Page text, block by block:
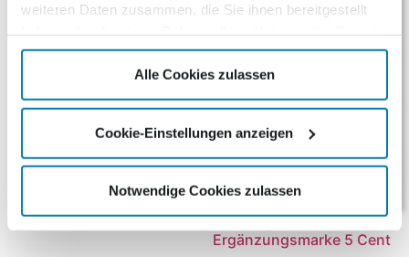
weiteren Daten zusammen, die Sie ihnen bereitgestellt
gesammelt haben.
Alle Cookies zulassen
Cookie-Einstellungen anzeigen
Notwendige Cookies zulassen
10er Bogen
Maxibriefmarke 2,85€
28,50€
In den Warenkorb
10er Bogen
Ergänzungsmarke 5 Cent